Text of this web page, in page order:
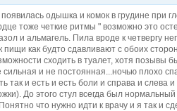
одышка и комок в грудине при
тоже четкие ритмы " возможно это
и альмагель. Пила вроде к четвергу
пищи как будто сдавливают с обоих
сходить в туалет, хотя позывы
и не постоянная...ночью плохо
так и есть и есть боли и справа и
До этого стул всегда был
что нужно идти к врачу и я так и